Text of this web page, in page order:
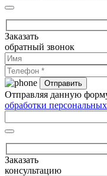
Заказать
обратный звонок
Отправляя данную
обработки
Заказать
консультацию